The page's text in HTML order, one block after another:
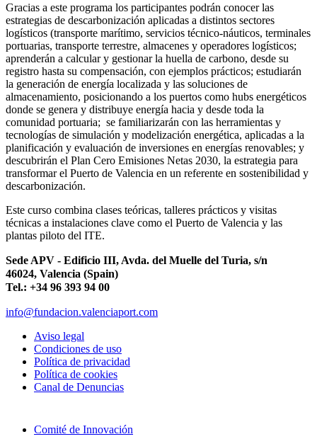
Gracias a este programa los participantes podrán conocer las
estrategias de descarbonización aplicadas a distintos sectores
logísticos (transporte marítimo, servicios técnico-náuticos, terminales
portuarias, transporte terrestre, almacenes y operadores logísticos;
aprenderán a calcular y gestionar la huella de carbono, desde su
registro hasta su compensación, con ejemplos prácticos; estudiarán
la generación de energía localizada y las soluciones de
almacenamiento, posicionando a los puertos como hubs energéticos
donde se genera y distribuye energía hacia y desde toda la
comunidad portuaria; se familiarizarán con las herramientas y
tecnologías de simulación y modelización energética, aplicadas a la
planificación y evaluación de inversiones en energías renovables; y
descubrirán el Plan Cero Emisiones Netas 2030, la estrategia para
transformar el Puerto de Valencia en un referente en sostenibilidad y
descarbonización.
Este curso combina clases teóricas, talleres prácticos y visitas
técnicas a instalaciones clave como el Puerto de Valencia y las
plantas piloto del ITE.
Sede APV - Edificio III, Avda. del Muelle del Turia, s/n
46024, Valencia (Spain)
Tel.: +34 96 393 94 00
info@fundacion.valenciaport.com
Aviso legal
Condiciones de uso
Política de privacidad
Política de cookies
Canal de Denuncias
Comité de Innovación